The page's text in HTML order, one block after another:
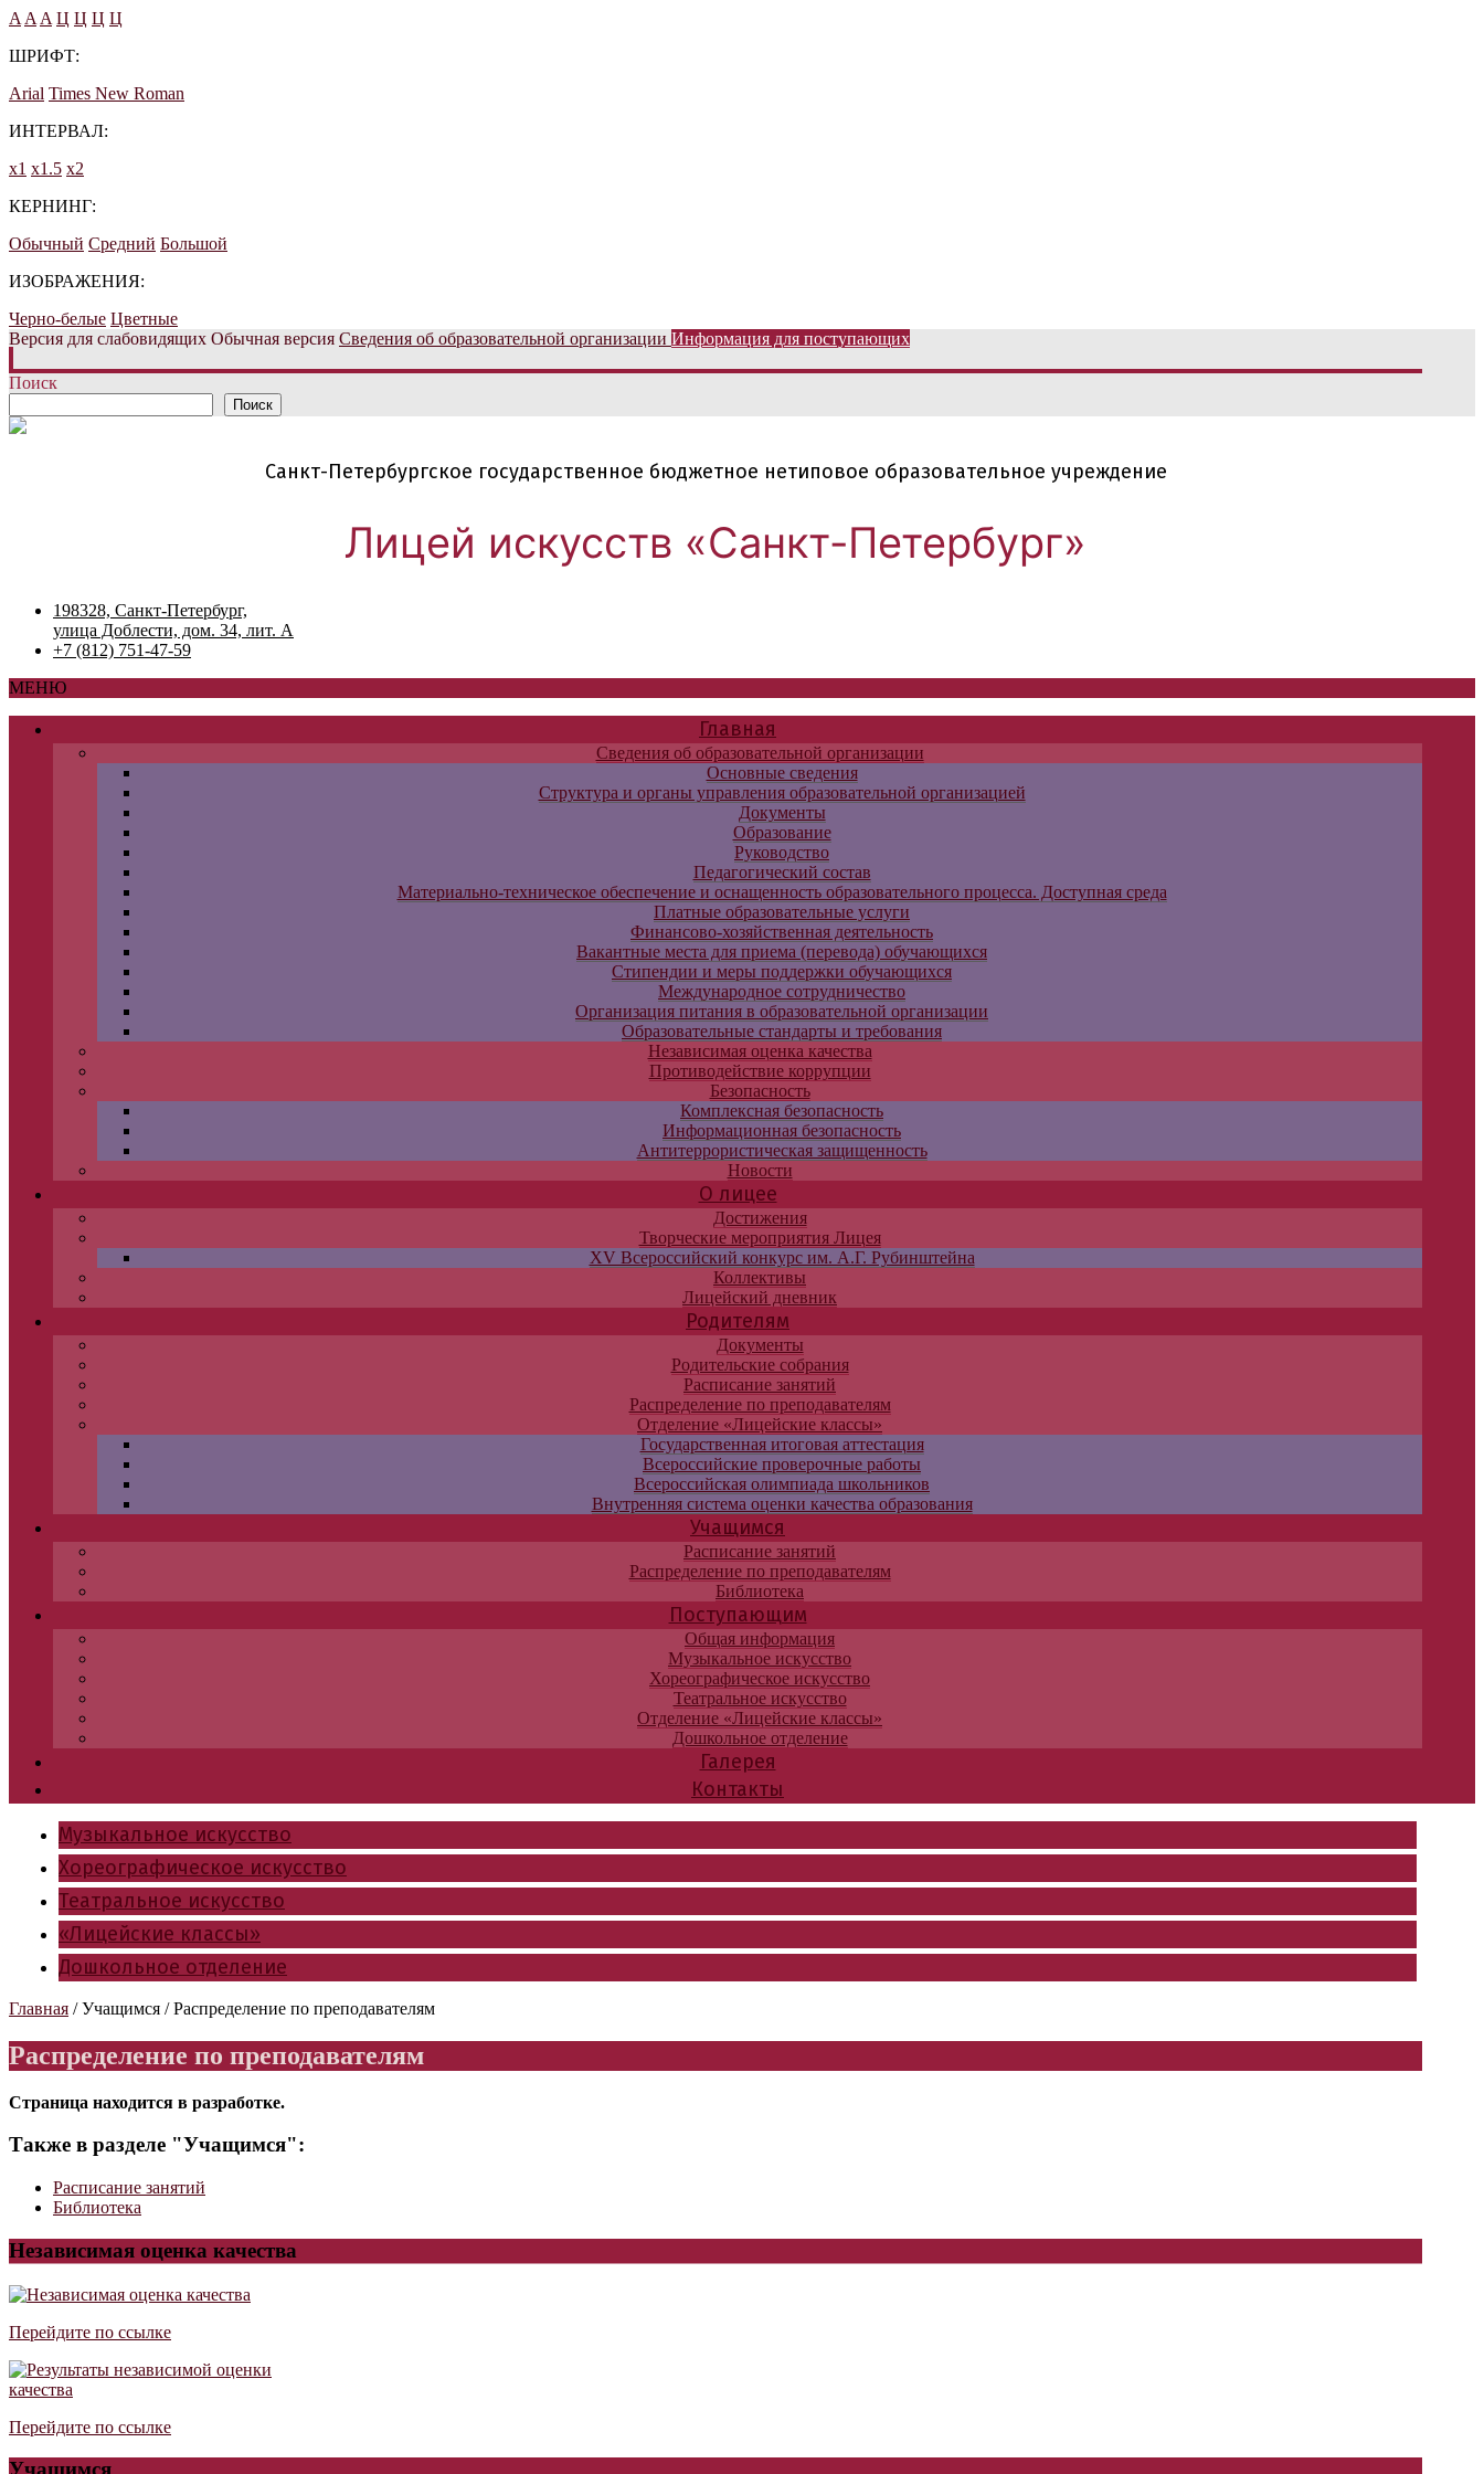
A A A Ц Ц Ц Ц
ШРИФТ:
Arial Times New Roman
ИНТЕРВАЛ:
х1 х1.5 х2
КЕРНИНГ:
Обычный Средний Большой
ИЗОБРАЖЕНИЯ:
Черно-белые Цветные
Версия для слабовидящих Обычная версия Сведения об образовательной организации Информация для поступающих
Поиск
Поиск
Санкт-Петербургское государственное бюджетное нетиповое образовательное учреждение
Лицей искусств «Санкт-Петербург»
198328, Санкт-Петербург,
улица Доблести, дом. 34, лит. А
+7 (812) 751-47-59
МЕНЮ
Главная
Сведения об образовательной организации
Основные сведения
Структура и органы управления образовательной организацией
Документы
Образование
Руководство
Педагогический состав
Материально-техническое обеспечение и оснащенность образовательного процесса. Доступная среда
Платные образовательные услуги
Финансово-хозяйственная деятельность
Вакантные места для приема (перевода) обучающихся
Стипендии и меры поддержки обучающихся
Международное сотрудничество
Организация питания в образовательной организации
Образовательные стандарты и требования
Независимая оценка качества
Противодействие коррупции
Безопасность
Комплексная безопасность
Информационная безопасность
Антитеррористическая защищенность
Новости
О лицее
Достижения
Творческие мероприятия Лицея
XV Всероссийский конкурс им. А.Г. Рубинштейна
Коллективы
Лицейский дневник
Родителям
Документы
Родительские собрания
Расписание занятий
Распределение по преподавателям
Отделение «Лицейские классы»
Государственная итоговая аттестация
Всероссийские проверочные работы
Всероссийская олимпиада школьников
Внутренняя система оценки качества образования
Учащимся
Расписание занятий
Распределение по преподавателям
Библиотека
Поступающим
Общая информация
Музыкальное искусство
Хореографическое искусство
Театральное искусство
Отделение «Лицейские классы»
Дошкольное отделение
Галерея
Контакты
Музыкальное искусство
Хореографическое искусство
Театральное искусство
«Лицейские классы»
Дошкольное отделение
Главная /Учащимся /Распределение по преподавателям
Распределение по преподавателям
Страница находится в разработке.
Также в разделе "Учащимся":
Расписание занятий
Библиотека
Независимая оценка качества
Перейдите по ссылке
Перейдите по ссылке